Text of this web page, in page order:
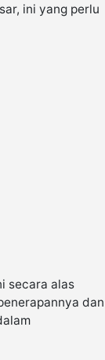
ini yang perlu
secara alas
dan